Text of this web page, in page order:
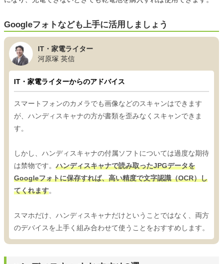
Googleフォトなども上手に活用しましょう
IT・家電ライター
河原塚 英信
IT・家電ライターからのアドバイス
スマートフォンのカメラでも画像などのスキャンはできます
が、ハンディスキャナの方が書類を歪みなくスキャンできま
す。
しかし、ハンディスキャナの付属ソフトについては過度な期待
は禁物です。 ハンディスキャナで読み取ったJPGデータを
Googleフォトに保存すれば、高い精度で文字認識（OCR）し
てくれます。
スマホだけ、ハンディスキャナだけということではなく、両方
のデバイスを上手く組み合わせて使うことをおすすめします。